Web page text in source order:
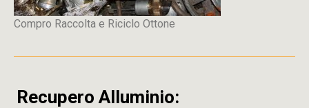
Compro Raccolta e Riciclo Ottone
Recupero Alluminio: